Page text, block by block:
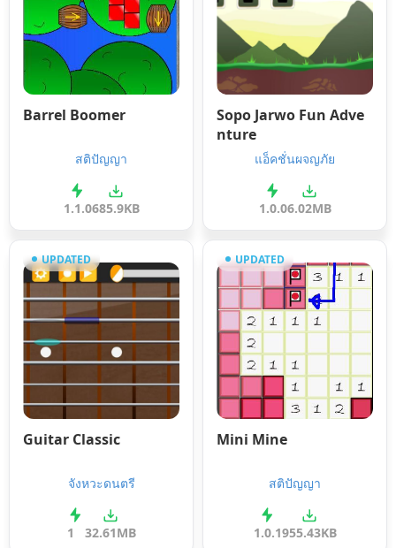
Barrel Boomer
สติปัญญา
1.1.0685.9KB
Sopo Jarwo Fun Adve
nture
แอ็คชั่นผจญภัย
1.0.06.02MB
UPDATED
Guitar Classic
จังหวะดนตรี
1 32.61MB
UPDATED
Mini Mine
สติปัญญา
1.0.1955.43KB